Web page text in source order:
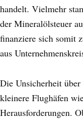
handelt. Vielmehr
der Mineralölsteuer
finanziere sich somit
aus
Die Unsicherheit
kleinere Flughäfen
Herausforderungen.